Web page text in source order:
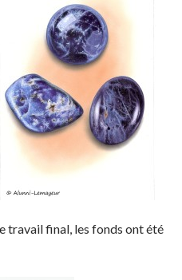
travail final, les fonds ont été